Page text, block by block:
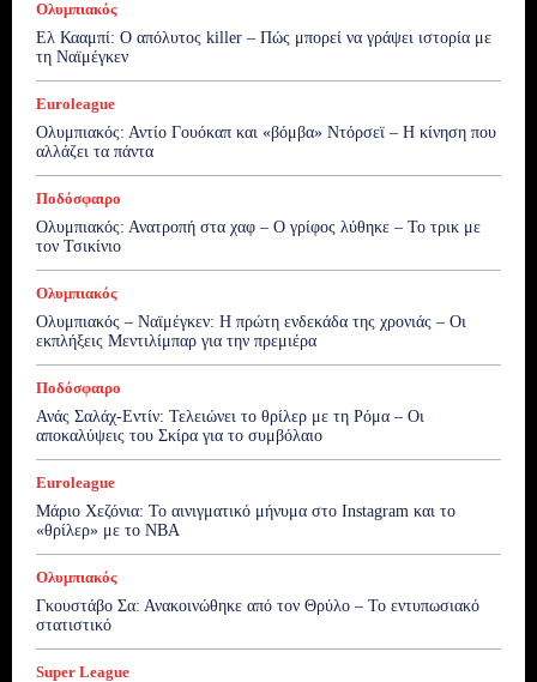
Ολυμπιακός
Ελ Κααμπί: Ο απόλυτος killer – Πώς μπορεί να γράψει ιστορία με
τη Ναϊμέγκεν
Euroleague
Ολυμπιακός: Αντίο Γουόκαπ και «βόμβα» Ντόρσεϊ – Η κίνηση που
αλλάζει τα πάντα
Ποδόσφαιρο
Ολυμπιακός: Ανατροπή στα χαφ – Ο γρίφος λύθηκε – Το τρικ με
τον Τσικίνιο
Ολυμπιακός
Ολυμπιακός – Ναϊμέγκεν: Η πρώτη ενδεκάδα της χρονιάς – Οι
εκπλήξεις Μεντιλίμπαρ για την πρεμιέρα
Ποδόσφαιρο
Ανάς Σαλάχ-Εντίν: Τελειώνει το θρίλερ με τη Ρόμα – Οι
αποκαλύψεις του Σκίρα για το συμβόλαιο
Euroleague
Μάριο Χεζόνια: Το αινιγματικό μήνυμα στο Instagram και το
«θρίλερ» με το NBA
Ολυμπιακός
Γκουστάβο Σα: Ανακοινώθηκε από τον Θρύλο – Το εντυπωσιακό
στατιστικό
Super League